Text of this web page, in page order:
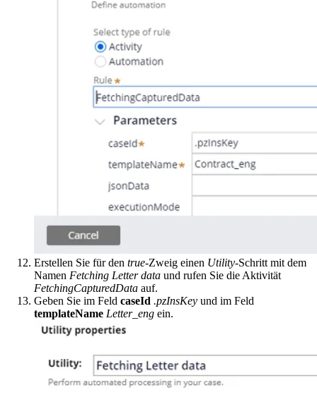
Erstellen Sie für den true-Zweig einen Utility-Schritt mit dem
Namen Fetching Letter data und rufen Sie die Aktivität
FetchingCapturedData auf.
Geben Sie im Feld caseId .pzInsKey und im Feld
templateName Letter_eng ein.